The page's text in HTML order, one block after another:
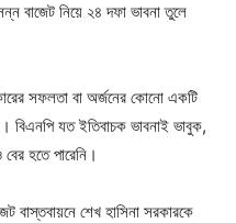
বাজেট নিয়ে ২৪ দফা ভাবনা তুলে
সফলতা বা অর্জনের কোনো একটি
বিএনপি যত ইতিবাচক ভাবনাই ভাবুক,
হতে পারেনি।
বাস্তবায়নে শেখ হাসিনা সরকারকে